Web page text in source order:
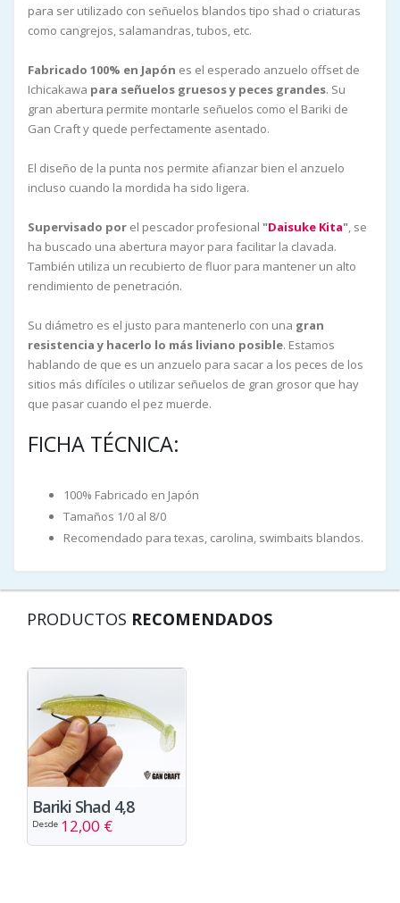
para ser utilizado con señuelos blandos tipo shad o criaturas
como cangrejos, salamandras, tubos, etc.
Fabricado 100% en Japón es el esperado anzuelo offset de
Ichicakawa para señuelos gruesos y peces grandes. Su
gran abertura permite montarle señuelos como el Bariki de
Gan Craft y quede perfectamente asentado.
El diseño de la punta nos permite afianzar bien el anzuelo
incluso cuando la mordida ha sido ligera.
Supervisado por el pescador profesional "Daisuke Kita", se
ha buscado una abertura mayor para facilitar la clavada.
También utiliza un recubierto de fluor para mantener un alto
rendimiento de penetración.
Su diámetro es el justo para mantenerlo con una gran
resistencia y hacerlo lo más liviano posible. Estamos
hablando de que es un anzuelo para sacar a los peces de los
sitios más difíciles o utilizar señuelos de gran grosor que hay
que pasar cuando el pez muerde.
FICHA TÉCNICA:
100% Fabricado en Japón
Tamaños 1/0 al 8/0
Recomendado para texas, carolina, swimbaits blandos.
PRODUCTOS RECOMENDADOS
Bariki Shad 4,8
Desde 12,00 €